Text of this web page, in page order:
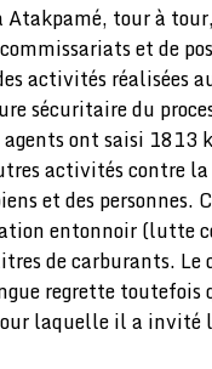
Atakpamé, tour à
et de
activités réalisées
sécuritaire du
ont saisi 1813
activités contre
et des personnes.
entonnoir (lutte
de carburants. Le
regrette toutefois
laquelle il a invité